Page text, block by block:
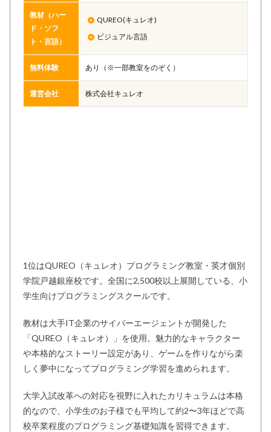
教材（ハー
ド・ソフ
ト・言語）
QUREO(キュレオ)
ビジュアル言語
無料体験 あり（※一部教室をのぞく）
運営会社 株式会社キュレオ
1位はQUREO（キュレオ）プログラミング教室・英才個別
学院戸越銀座校です。全国に2,500校以上展開している、小
学生向けプログラミングスクールです。
教材は大手IT企業のサイバーエージェントが開発した
「QUREO（キュレオ）」を使用。魅力的なキャラクター
や本格的なストーリー設定があり、ゲームを作りながら楽
しく夢中になってプログラミング学習を進められます。
大学入試改革への対応を視野に入れたカリキュラムは本格
的なので、小学生のお子様でも平均して約2〜3年ほどで高
校卒業程度のプログラミング基礎知識を習得できます。